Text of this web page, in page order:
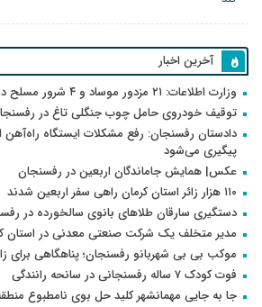
آخرین اخبار
وزارت اطلاعات: ۲۱ مزدور موساد و ۴ شرور مسلح در کرمان بازداشت شدند
توقیف خودروی حامل چوب جنگلی تاغ در
دادستان رفسنجان: رفع مشکلات ایستگاه راه‌آهن
پیگیری می‌شود
عکس| همایش جاماندگان اربعین در رفسنجان
۱۱۰ هزار زائر استان کرمان راهی سفر اربعین شدند
دستگیری سارقان طلاهای بانوی سالخورده در
مدیر متخلف یک شرکت صنعتی معدنی در استان
موکب بی بی شهربانو رفسنجان؛ پناهگاهی برای
فوت کودک ۷ ساله رفسنجانی در سانحه رانندگی
جا به جایی مهمانشهر کلید حل بوی نامطبوع